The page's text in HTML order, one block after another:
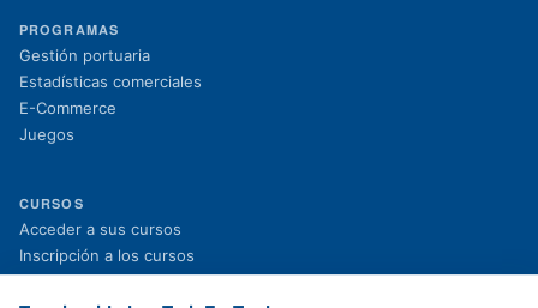
PROGRAMAS
Gestión portuaria
Estadísticas comerciales
E-Commerce
Juegos
CURSOS
Acceder a sus cursos
Inscripción a los cursos
Proyectos en curso